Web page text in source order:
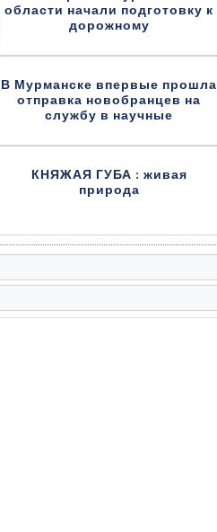
области начали подготовку к
дорожному
В Мурманске впервые прошла
отправка новобранцев на
службу в научные
КНЯЖАЯ ГУБА : живая
природа